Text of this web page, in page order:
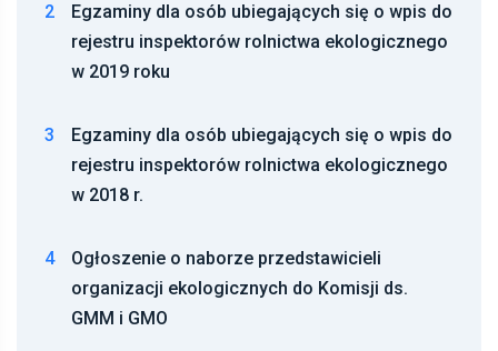
2
Egzaminy dla osób ubiegających się o wpis do
rejestru inspektorów rolnictwa ekologicznego
w 2019 roku
3
Egzaminy dla osób ubiegających się o wpis do
rejestru inspektorów rolnictwa ekologicznego
w 2018 r.
4
Ogłoszenie o naborze przedstawicieli
organizacji ekologicznych do Komisji ds.
GMM i GMO